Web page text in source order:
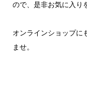
ので、是非お気に入り
オンラインショップに
ませ。